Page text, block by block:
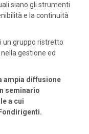
siano gli strumenti
e la continuità
un gruppo ristretto
gestione ed
ampia diffusione
seminario
a cui